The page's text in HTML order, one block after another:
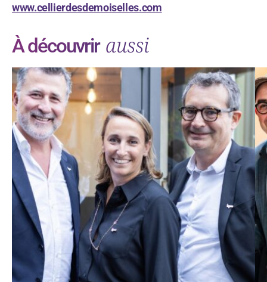
www.cellierdesdemoiselles.com
À découvrir aussi